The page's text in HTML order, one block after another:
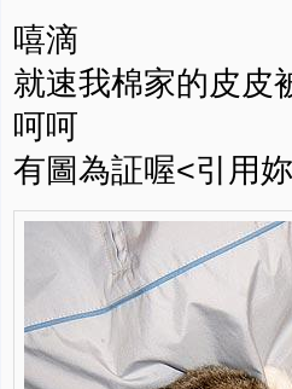
嘻滴
就速我棉家的皮皮
呵呵
有圖為証喔<引用